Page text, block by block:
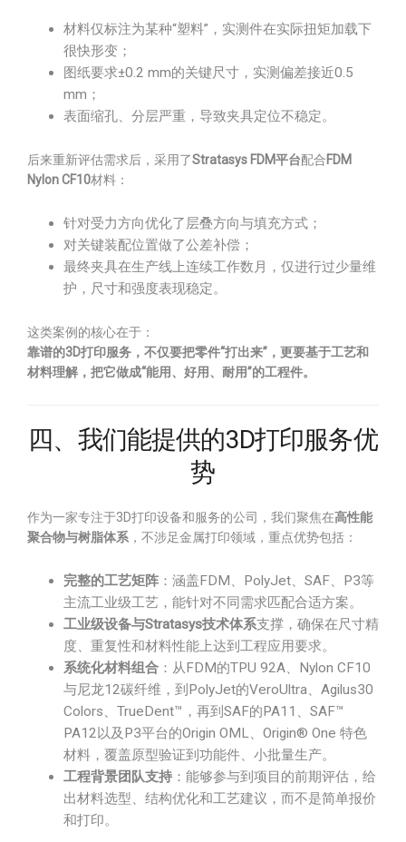
材料仅标注为某种“塑料”，实测件在实际扭矩加载下
很快形变；
图纸要求±0.2 mm的关键尺寸，实测偏差接近0.5
mm；
表面缩孔、分层严重，导致夹具定位不稳定。
后来重新评估需求后，采用了Stratasys FDM平台配合FDM
Nylon CF10材料：
针对受力方向优化了层叠方向与填充方式；
对关键装配位置做了公差补偿；
最终夹具在生产线上连续工作数月，仅进行过少量维
护，尺寸和强度表现稳定。
这类案例的核心在于：
靠谱的3D打印服务，不仅要把零件“打出来”，更要基于工艺和
材料理解，把它做成“能用、好用、耐用”的工程件。
四、我们能提供的3D打印服务优
势
作为一家专注于3D打印设备和服务的公司，我们聚焦在高性能
聚合物与树脂体系 ，不涉足金属打印领域，重点优势包括：
完整的工艺矩阵 ：涵盖FDM、PolyJet、SAF、P3等
主流工业级工艺，能针对不同需求匹配合适方案。
工业级设备与Stratasys技术体系支撑，确保在尺寸精
度、重复性和材料性能上达到工程应用要求。
系统化材料组合 ：从FDM的TPU 92A、Nylon CF10
与尼龙12碳纤维，到PolyJet的VeroUltra、Agilus30
Colors、TrueDent™，再到SAF的PA11、SAF™
PA12以及P3平台的Origin OML、Origin® One 特色
材料，覆盖原型验证到功能件、小批量生产。
工程背景团队支持 ：能够参与到项目的前期评估，给
出材料选型、结构优化和工艺建议，而不是简单报价
和打印。